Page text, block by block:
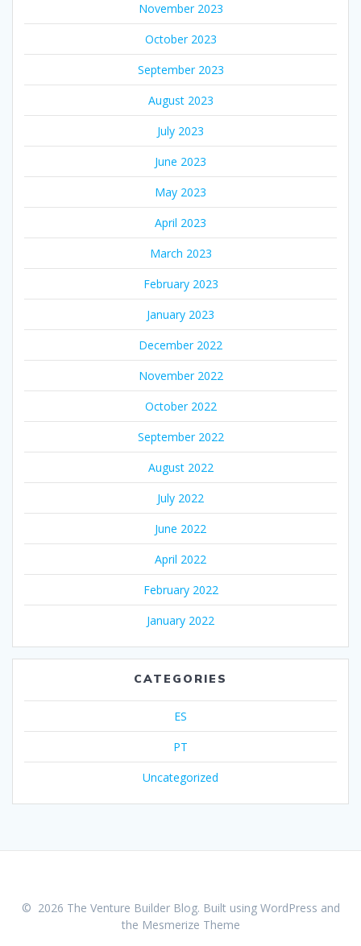
November 2023
October 2023
September 2023
August 2023
July 2023
June 2023
May 2023
April 2023
March 2023
February 2023
January 2023
December 2022
November 2022
October 2022
September 2022
August 2022
July 2022
June 2022
April 2022
February 2022
January 2022
CATEGORIES
ES
PT
Uncategorized
© 2026 The Venture Builder Blog. Built using WordPress and
the Mesmerize Theme